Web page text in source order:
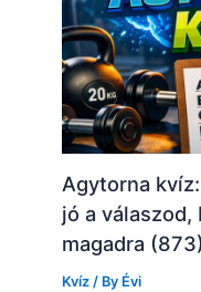
Agytorna
jó a
magadra (873)
Kvíz / By Évi